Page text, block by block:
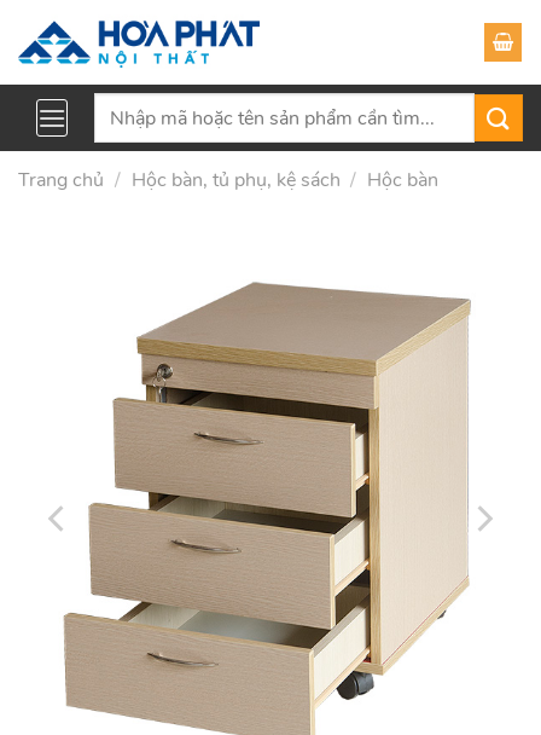
Tìm
Trang chủ / Hộc bàn, tủ phụ, kệ sách / Hộc bàn